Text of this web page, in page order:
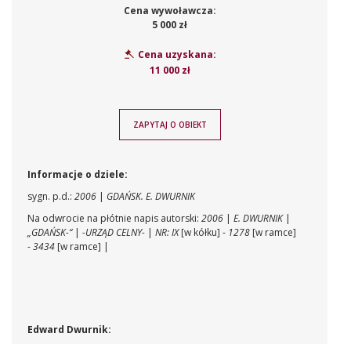
Cena wywoławcza:
5 000 zł
Cena uzyskana:
11 000 zł
ZAPYTAJ O OBIEKT
Informacje o dziele:
sygn. p.d.: 2006 | GDAŃSK. E. DWURNIK
Na odwrocie na płótnie napis autorski: 2006 | E. DWURNIK |
„GDAŃSK-“| -URZĄD CELNY- | NR: IX[w kółku] - 1278 [w ramce]
-3434 [w ramce] |
Edward Dwurnik: